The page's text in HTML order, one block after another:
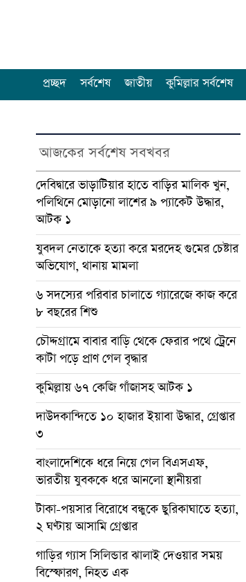
প্রচ্ছদ সর্বশেষ জাতীয় কুমিল্লার সর্বশেষ
আজকের সর্বশেষ সবখবর
দেবিদ্বারে ভাড়াটিয়ার হাতে বাড়ির মালিক খুন,
পলিথিনে মোড়ানো লাশের ৯ প্যাকেট উদ্ধার,
আটক ১
যুবদল নেতাকে হত্যা করে মরদেহ গুমের চেষ্টার
অভিযোগ, থানায় মামলা
৬ সদস্যের পরিবার চালাতে গ্যারেজে কাজ করে
৮ বছরের শিশু
চৌদ্দগ্রামে বাবার বাড়ি থেকে ফেরার পথে ট্রেনে
কাটা পড়ে প্রাণ গেল বৃদ্ধার
কুমিল্লায় ৬৭ কেজি গাঁজাসহ আটক ১
দাউদকান্দিতে ১০ হাজার ইয়াবা উদ্ধার, গ্রেপ্তার
৩
বাংলাদেশিকে ধরে নিয়ে গেল বিএসএফ,
ভারতীয় যুবককে ধরে আনলো স্থানীয়রা
টাকা-পয়সার বিরোধে বন্ধুকে ছুরিকাঘাতে হত্যা,
২ ঘণ্টায় আসামি গ্রেপ্তার
গাড়ির গ্যাস সিলিন্ডার ঝালাই দেওয়ার সময়
বিস্ফোরণ, নিহত এক